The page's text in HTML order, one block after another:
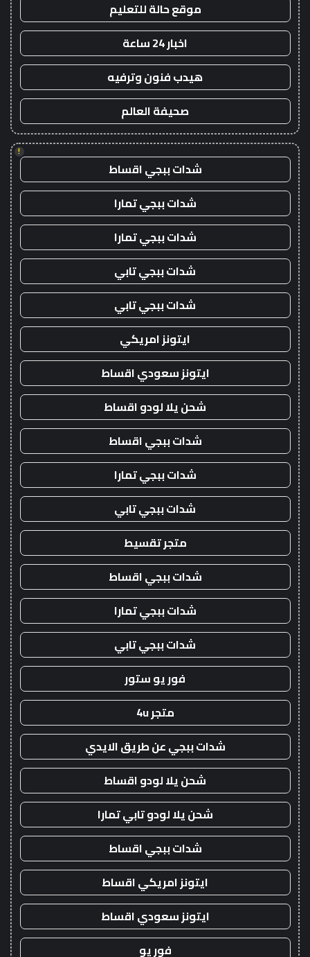
موقع حالة للتعليم
اخبار 24 ساعة
هيدب فنون وترفيه
صحيفة العالم
!
شدات ببجي اقساط
شدات ببجي تمارا
شدات ببجي تمارا
شدات ببجي تابي
شدات ببجي تابي
ايتونز امريكي
ايتونز سعودي اقساط
شحن يلا لودو اقساط
شدات ببجي اقساط
شدات ببجي تمارا
شدات ببجي تابي
متجر تقسيط
شدات ببجي اقساط
شدات ببجي تمارا
شدات ببجي تابي
فور يو ستور
متجر 4u
شدات ببجي عن طريق الايدي
شحن يلا لودو اقساط
شحن يلا لودو تابي تمارا
شدات ببجي اقساط
ايتونز امريكي اقساط
ايتونز سعودي اقساط
فور يو